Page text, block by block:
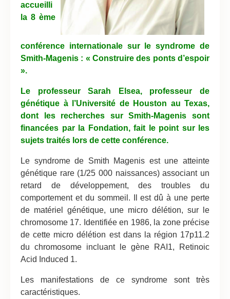
accueilli
la 8 ème
conférence internationale sur le syndrome de
Smith-Magenis : « Construire des ponts d’espoir
».
Le professeur Sarah Elsea, professeur de
génétique à l’Université de Houston au Texas,
dont les recherches sur Smith-Magenis sont
financées par la Fondation, fait le point sur les
sujets traités lors de cette conférence.
Le syndrome de Smith Magenis est une atteinte
génétique rare (1/25 000 naissances) associant un
retard de développement, des troubles du
comportement et du sommeil. Il est dû à une perte
de matériel génétique, une micro délétion, sur le
chromosome 17. Identifiée en 1986, la zone précise
de cette micro délétion est dans la région 17p11.2
du chromosome incluant le gène RAI1, Retinoic
Acid Induced 1.
Les manifestations de ce syndrome sont très
caractéristiques.